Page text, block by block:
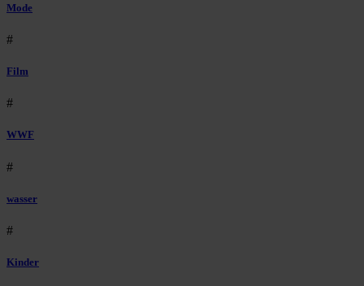
Mode
#
Film
#
WWF
#
wasser
#
Kinder